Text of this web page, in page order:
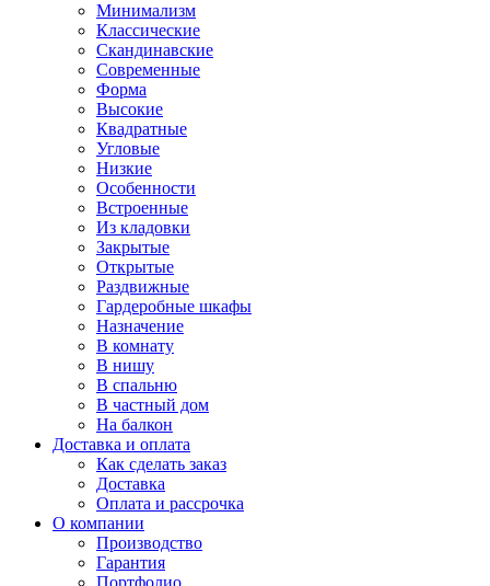
Минимализм
Классические
Скандинавские
Современные
Форма
Высокие
Квадратные
Угловые
Низкие
Особенности
Встроенные
Из кладовки
Закрытые
Открытые
Раздвижные
Гардеробные шкафы
Назначение
В комнату
В нишу
В спальню
В частный дом
На балкон
Доставка и оплата
Как сделать заказ
Доставка
Оплата и рассрочка
О компании
Производство
Гарантия
Портфолио